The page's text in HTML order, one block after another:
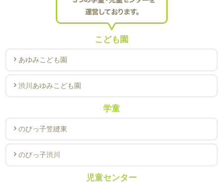
こども園
あゆみこども園
渋川あゆみこども園
学童
のびっ子笠縫東
のびっ子渋川
児童センター